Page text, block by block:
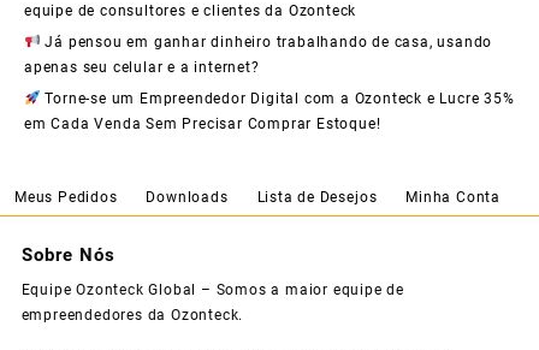
equipe de consultores e clientes da Ozonteck
Já pensou em ganhar dinheiro trabalhando de casa, usando
apenas seu celular e a internet?
Torne-se um Empreendedor Digital com a Ozonteck e Lucre 35%
em Cada Venda Sem Precisar Comprar Estoque!
Meus Pedidos Downloads Lista de Desejos Minha Conta
Sobre Nós
Equipe Ozonteck Global – Somos a maior equipe de
empreendedores da Ozonteck.